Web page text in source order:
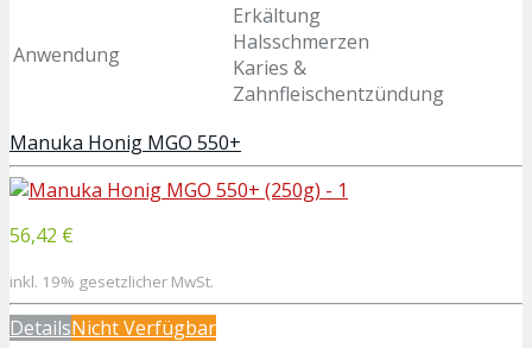
Anwendung
Erkältung
Halsschmerzen
Karies &
Zahnfleischentzündung
Manuka Honig MGO 550+
56,42 €
inkl. 19% gesetzlicher MwSt.
DetailsNicht Verfügbar